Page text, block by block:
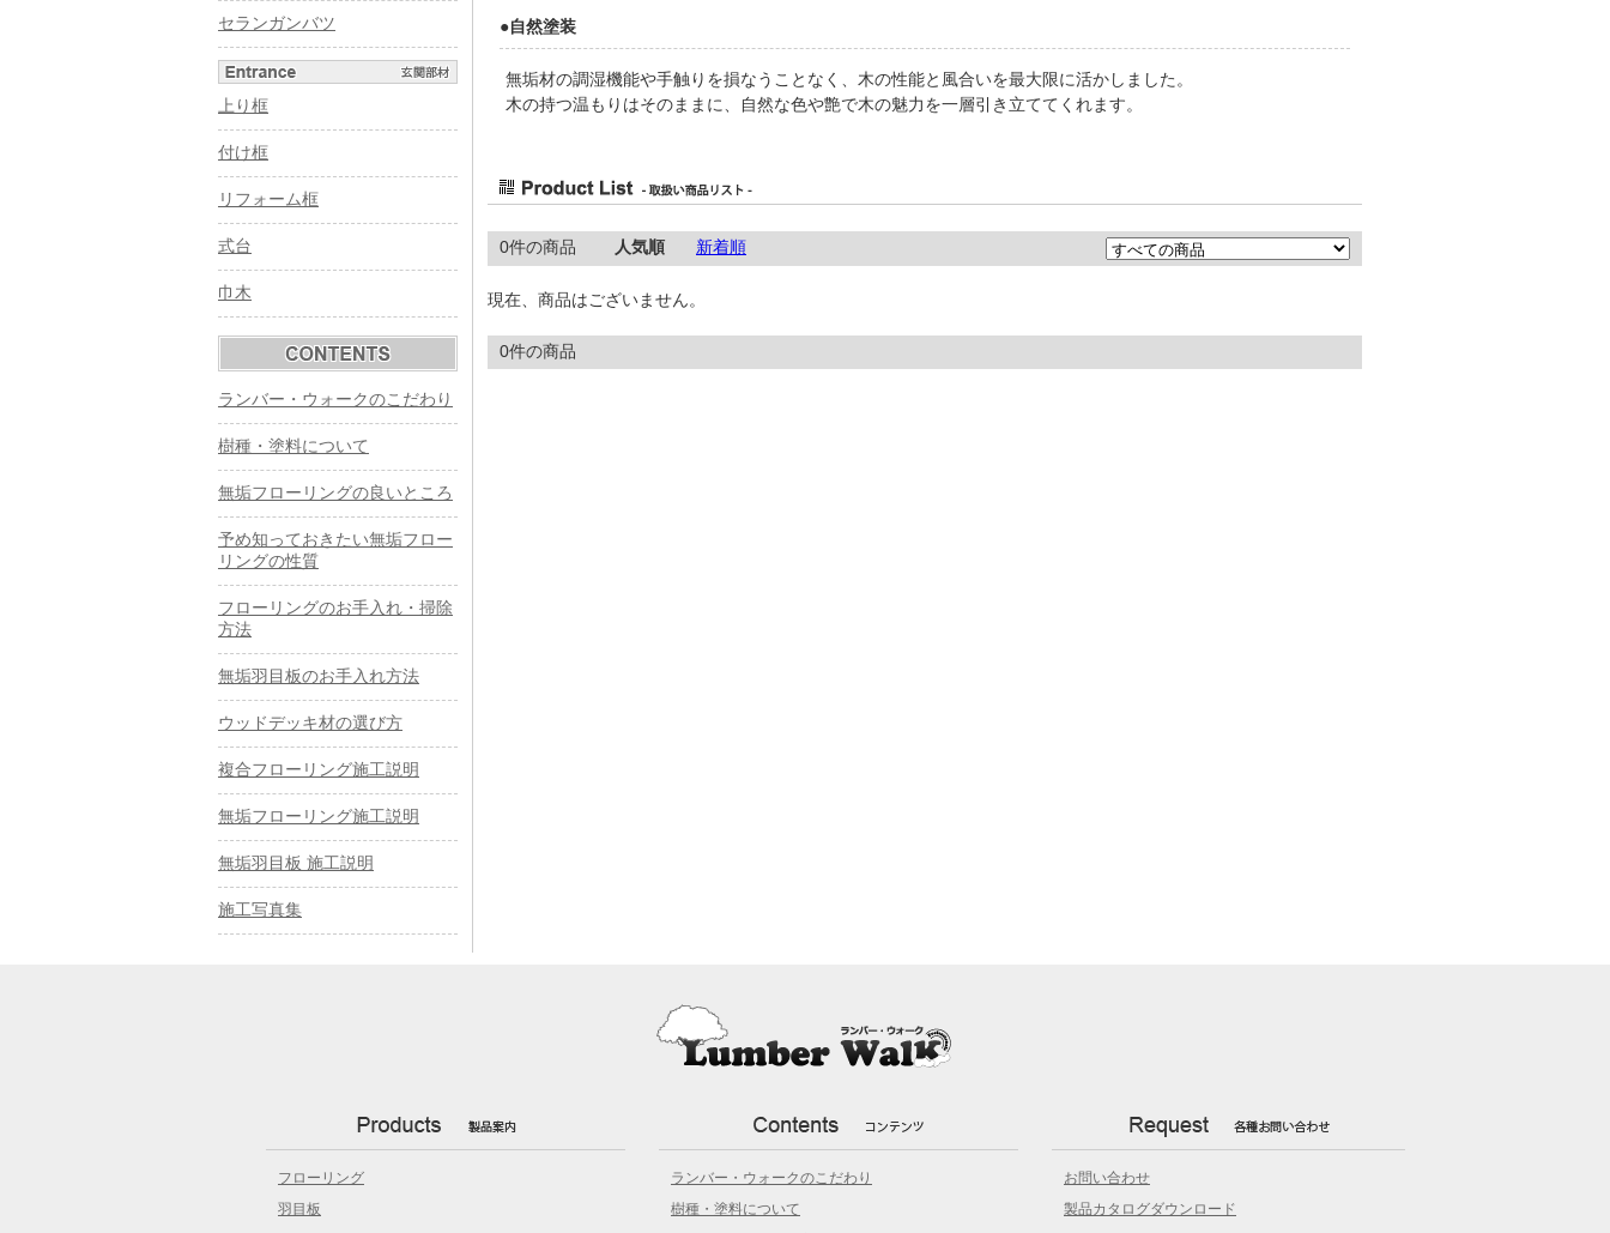
●自然塗装
無垢材の調湿機能や手触りを損なうことなく、木の性能と風合いを最大限に活かしました。
木の持つ温もりはそのままに、自然な色や艶で木の魅力を一層引き立ててくれます。
0件の商品 人気順 新着順
現在、商品はございません。
0件の商品
セランガンバツ
上り框
付け框
リフォーム框
式台
巾木
ランバー・ウォークのこだわり
樹種・塗料について
無垢フローリングの良いところ
予め知っておきたい無垢フロー
リングの性質
フローリングのお手入れ・掃除
方法
無垢羽目板のお手入れ方法
ウッドデッキ材の選び方
複合フローリング施工説明
無垢フローリング施工説明
無垢羽目板 施工説明
施工写真集
フローリング
羽目板
ランバー・ウォークのこだわり
樹種・塗料について
お問い合わせ
製品カタログダウンロード